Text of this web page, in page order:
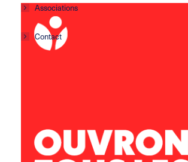
Associations
Contact
brest.horizons@leolagrange.org